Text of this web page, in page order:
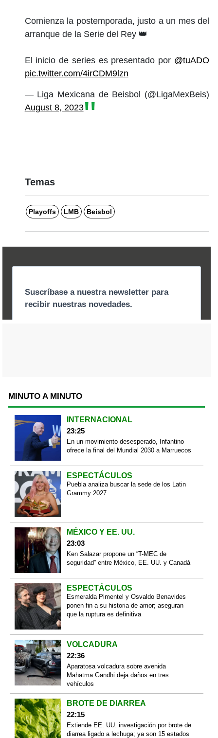
Comienza la postemporada, justo a un mes del
arranque de la Serie del Rey 👑
El inicio de series es presentado por @tuADO
pic.twitter.com/4irCDM9lzn
— Liga Mexicana de Beisbol (@LigaMexBeis)
August 8, 2023
Temas
Playoffs LMB Beisbol
MINUTO A MINUTO
INTERNACIONAL
23:25
En un movimiento desesperado, Infantino
ofrece la final del Mundial 2030 a Marruecos
ESPECTÁCULOS
Puebla analiza buscar la sede de los Latin
Grammy 2027
MÉXICO Y EE. UU.
23:03
Ken Salazar propone un “T-MEC de
seguridad” entre México, EE. UU. y Canadá
ESPECTÁCULOS
Esmeralda Pimentel y Osvaldo Benavides
ponen fin a su historia de amor; aseguran
que la ruptura es definitiva
VOLCADURA
22:36
Aparatosa volcadura sobre avenida
Mahatma Gandhi deja daños en tres
vehículos
BROTE DE DIARREA
22:15
Extiende EE. UU. investigación por brote de
diarrea ligado a lechuga; ya son 15 estados